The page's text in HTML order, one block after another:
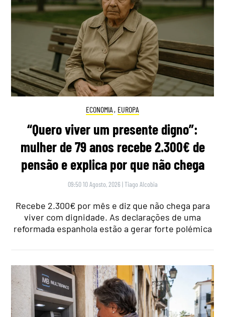
ECONOMIA , EUROPA
“Quero viver um presente digno”:
mulher de 79 anos recebe 2.300€ de
pensão e explica por que não chega
09:50 10 Agosto, 2026 |Tiago Alcobia
Recebe 2.300€ por mês e diz que não chega para
viver com dignidade. As declarações de uma
reformada espanhola estão a gerar forte polémica